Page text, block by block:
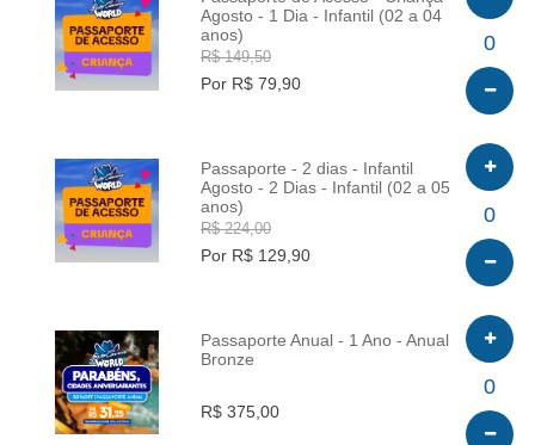
INFO
Agosto - 1 Dia - Infantil (02 a 04
anos)
R$ 149,50
Por R$ 79,90
0
INFO
Passaporte - 2 dias - Infantil
Agosto - 2 Dias - Infantil (02 a 05
anos)
R$ 224,00
Por R$ 129,90
0
INFO
Passaporte Anual - 1 Ano - Anual
Bronze
R$ 375,00
0